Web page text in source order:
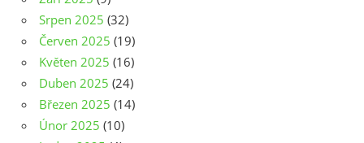
Srpen 2025 (32)
Červen 2025 (19)
Květen 2025 (16)
Duben 2025 (24)
Březen 2025 (14)
Únor 2025 (10)